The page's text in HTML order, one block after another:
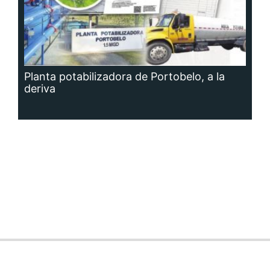
Planta potabilizadora de Portobelo, a la
deriva